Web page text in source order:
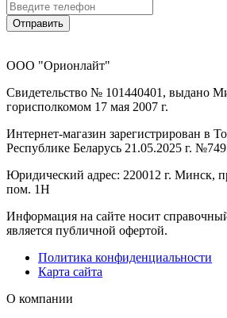
Отправить
ООО "Орионлайт"
Свидетельство № 101440401, выдано
горисполкомом 17 мая 2007 г.
Интернет-магазин зарегистрирован в
Республике Беларусь 21.05.2025 г.
Юридический адрес: 220012 г. Минск,
пом. 1Н
Информация на сайте носит
является публичной офертой.
Политика конфиденциальности
Карта сайта
О компании